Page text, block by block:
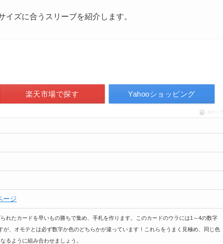
ズに合うスリーブを紹介します。
楽天市場で探す Yahooショッピング
ポチップ
ージ
れたカードを早いもの勝ちで集め、手札を作ります。このカードのウラには1～4の数字
が、オモテとは必ず数字か色のどちらかが違っています！これらをうまく見極め、同じ色
るように組み合わせましょう。